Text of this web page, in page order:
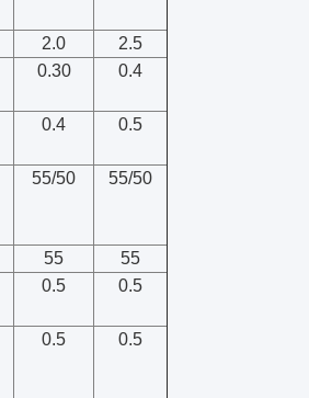
2.0
2.5
0.30 0.4
0.4 0.5
55/50 55/50
55
55
0.5 0.5
0.5 0.5